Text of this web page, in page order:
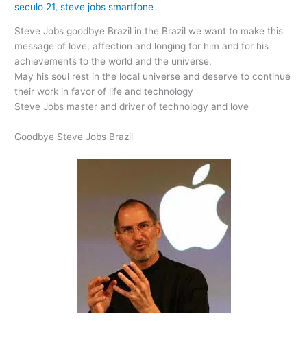
seculo 21,steve jobs smartfone
Steve Jobs goodbye Brazil in the Brazil we want to make this
message of love, affection and longing for him and for his
achievements to the world and the universe.
May his soul rest in the local universe and deserve to continue
their work in favor of life and technology
Steve Jobs master and driver of technology and love
Goodbye Steve Jobs Brazil